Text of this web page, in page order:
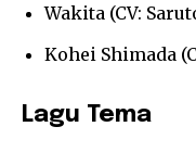
Wakita (CV:
Kohei Shimada
Lagu Tema